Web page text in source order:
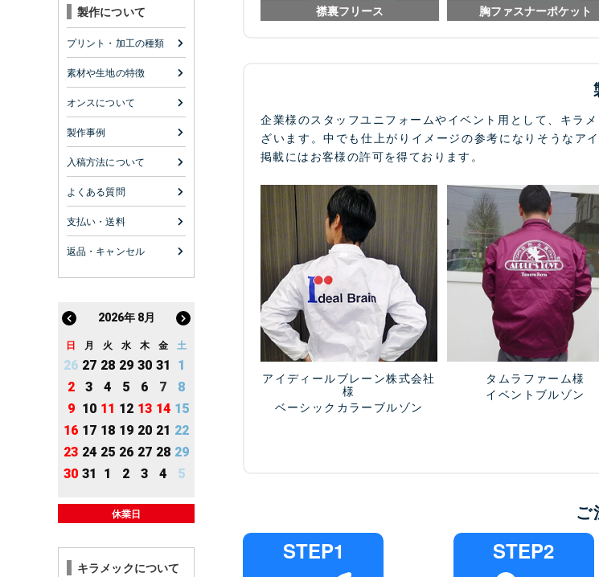
製作について
プリント・加工の種類
素材や生地の特徴
オンスについて
製作事例
入稿方法について
よくある質問
支払い・送料
返品・キャンセル
2026年 8月
日 月 火 水 木 金 土
26 27 28 29 30 31
1
2
3 4 5 6 7
8
9 10 11 12 13 14 15
16 17 18 19 20 21 22
23 24 25 26 27 28 29
30 31 1 2 3 4 5
休業日
キラメックについて
襟裏フリース 胸ファスナーポケット
企業様のスタッフユニフォームやイベント用として、キラ
ざいます。中でも仕上がりイメージの参考になりそうなア
掲載にはお客様の許可を得ております。
アイディールブレーン株式会社
様
ベーシックカラーブルゾン
タムラファーム様
イベントブルゾン
ご
STEP1 STEP2